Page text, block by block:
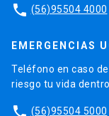
phone (56)95504 4000
EMERGENCIAS
Teléfono en caso
riesgo tu vida
phone (56)95504 5000